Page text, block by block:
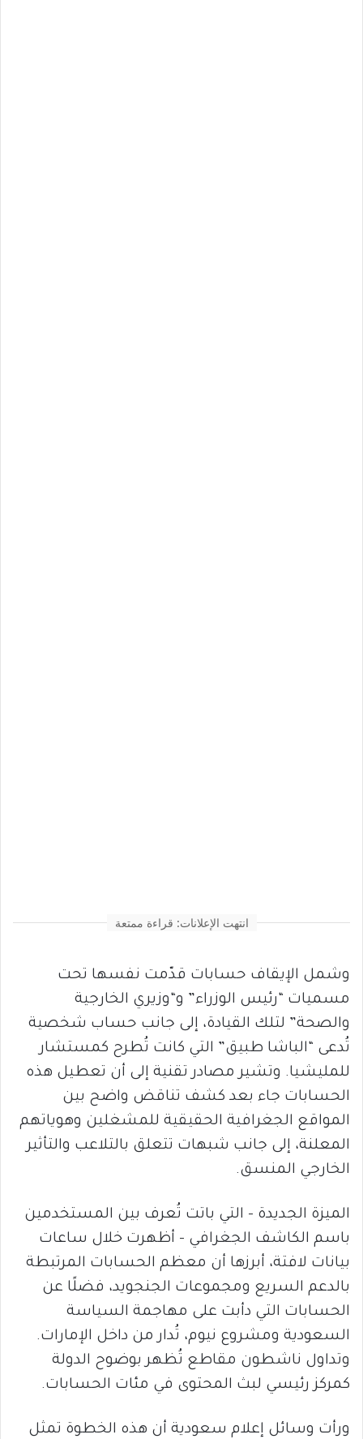
انتهت الإعلانات: قراءة ممتعة
وشمل الإيقاف حسابات قدّمت نفسها تحت
مسميات “رئيس الوزراء” و“وزيري الخارجية
والصحة” لتلك القيادة، إلى جانب حساب شخصية
تُدعى “الباشا طبيق” التي كانت تُطرح كمستشار
للمليشيا. وتشير مصادر تقنية إلى أن تعطيل هذه
الحسابات جاء بعد كشف تناقض واضح بين
المواقع الجغرافية الحقيقية للمشغلين وهوياتهم
المعلنة، إلى جانب شبهات تتعلق بالتلاعب والتأثير
الخارجي المنسق.
الميزة الجديدة – التي باتت تُعرف بين المستخدمين
باسم الكاشف الجغرافي – أظهرت خلال ساعات
بيانات لافتة، أبرزها أن معظم الحسابات المرتبطة
بالدعم السريع ومجموعات الجنجويد، فضلًا عن
الحسابات التي دأبت على مهاجمة السياسة
السعودية ومشروع نيوم، تُدار من داخل الإمارات.
وتداول ناشطون مقاطع تُظهر بوضوح الدولة
كمركز رئيسي لبث المحتوى في مئات الحسابات.
ورأت وسائل إعلام سعودية أن هذه الخطوة تمثل